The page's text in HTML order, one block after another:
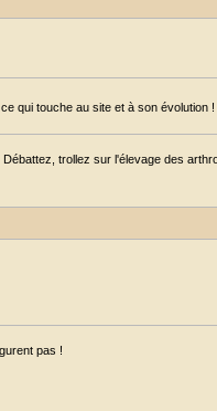
qui touche au site et à son évolution !
trollez sur l'élevage des
pas !